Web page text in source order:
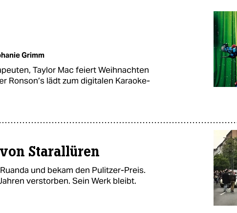
Grimm
Taylor Mac feiert Weihnachten
Ronson’s lädt zum digitalen Karaoke-
Starallüren
und bekam den Pulitzer-Preis.
verstorben. Sein Werk bleibt.